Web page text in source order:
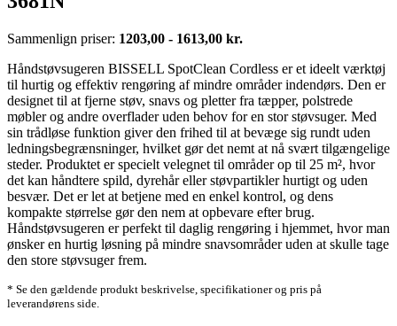
Sammenlign priser: 1203,00 - 1613,00 kr.
Håndstøvsugeren BISSELL SpotClean Cordless er et ideelt værktøj
til hurtig og effektiv rengøring af mindre områder indendørs. Den er
designet til at fjerne støv, snavs og pletter fra tæpper, polstrede
møbler og andre overflader uden behov for en stor støvsuger. Med
sin trådløse funktion giver den frihed til at bevæge sig rundt uden
ledningsbegrænsninger, hvilket gør det nemt at nå svært tilgængelige
steder. Produktet er specielt velegnet til områder op til 25 m², hvor
det kan håndtere spild, dyrehår eller støvpartikler hurtigt og uden
besvær. Det er let at betjene med en enkel kontrol, og dens
kompakte størrelse gør den nem at opbevare efter brug.
Håndstøvsugeren er perfekt til daglig rengøring i hjemmet, hvor man
ønsker en hurtig løsning på mindre snavsområder uden at skulle tage
den store støvsuger frem.
* Se den gældende produkt beskrivelse, specifikationer og pris på
leverandørens side.